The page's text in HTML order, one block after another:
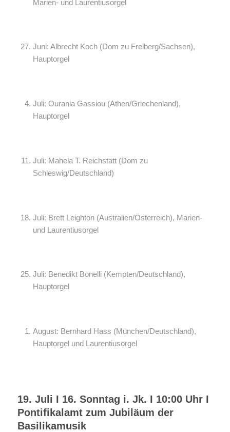
Marien- und Laurentiusorgel
Juni: Albrecht Koch (Dom zu Freiberg/Sachsen),
Hauptorgel
Juli: Ourania Gassiou (Athen/Griechenland),
Hauptorgel
Juli: Mahela T. Reichstatt (Dom zu
Schleswig/Deutschland)
Juli: Brett Leighton (Australien/Österreich), Marien-
und Laurentiusorgel
Juli: Benedikt Bonelli (Kempten/Deutschland),
Hauptorgel
August: Bernhard Hass (München/Deutschland),
Hauptorgel und Laurentiusorgel
19. Juli I 16. Sonntag i. Jk. I 10:00 Uhr I
Pontifikalamt zum Jubiläum der
Basilikamusik